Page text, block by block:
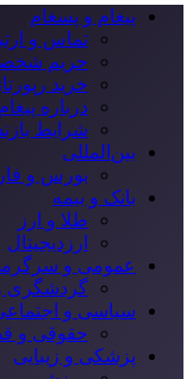
پیغام و پسغام
تماس و
حریم
خرید
درباره
شرایط
بین‌المللی
بورس و
بانک و بیمه
طلا و ارز
ارزدیجیتال
عمومی و
گردشگری
سیاسی و
حقوقی و
پزشکی و زیبایی